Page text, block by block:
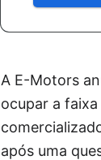
A E-Motors
ocupar a
após uma